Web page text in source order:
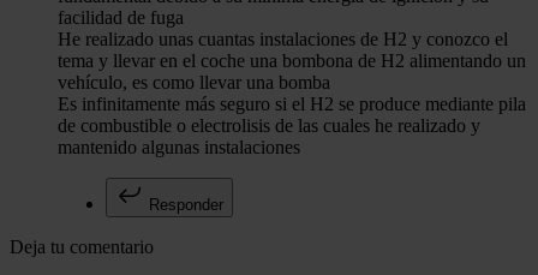
facilidad de fuga
He realizado unas cuantas instalaciones de H2 y conozco el
tema y llevar en el coche una bombona de H2 alimentando un
vehículo, es como llevar una bomba
Es infinitamente más seguro si el H2 se produce mediante pila
de combustible o electrolisis de las cuales he realizado y
mantenido algunas instalaciones
Responder
Deja tu comentario